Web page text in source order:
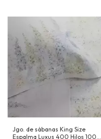
Jgo. de sábanas King Size
Espalma Luxus 400 Hilos 100%